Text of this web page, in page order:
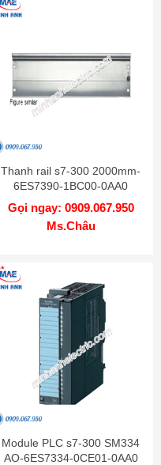
Thanh rail s7-300 2000mm-
6ES7390-1BC00-0AA0
Gọi ngay: 0909.067.950
Ms.Châu
Module PLC s7-300 SM334
AO-6ES7334-0CE01-0AA0